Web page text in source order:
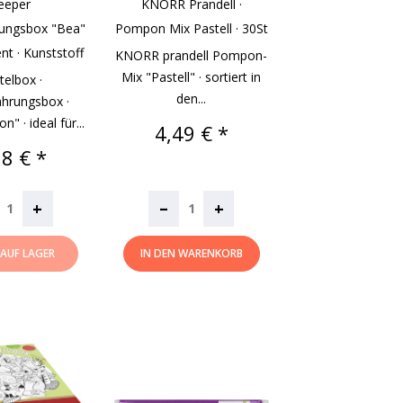
"bea"
· Kunststoff
·
·
· ideal für...
€ *
+
LAGER
KNORR Prandell ·
Pompon Mix Pastell · 30St
KNORR prandell Pompon-
Mix "Pastell" · sortiert in
den...
Preis
4,49 € *
– +
IN DEN WARENKORB